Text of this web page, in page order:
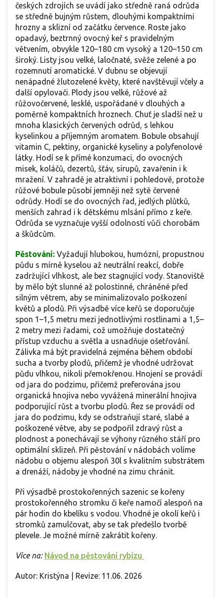
českých zdrojích se uvádí jako středně raná odrůda
se středně bujným růstem, dlouhými kompaktními
hrozny a sklizní od začátku července. Roste jako
opadavý, beztrnný ovocný keř s pravidelným
větvením, obvykle 120–180 cm vysoký a 120–150 cm
široký. Listy jsou velké, laločnaté, svěže zelené a po
rozemnutí aromatické. V dubnu se objevují
nenápadné žlutozelené květy, které navštěvují včely a
další opylovači. Plody jsou velké, růžové až
růžovočervené, lesklé, uspořádané v dlouhých a
poměrně kompaktních hroznech. Chuť je sladší než u
mnoha klasických červených odrůd, s lehkou
kyselinkou a příjemným aromatem. Bobule obsahují
vitamin C, pektiny, organické kyseliny a polyfenolové
látky. Hodí se k přímé konzumaci, do ovocných
misek, koláčů, dezertů, šťáv, sirupů, zavařenin i k
mražení. V zahradě je atraktivní i pohledově, protože
růžové bobule působí jemněji než sytě červené
odrůdy. Hodí se do ovocných řad, jedlých plůtků,
menších zahrad i k dětskému mlsání přímo z keře.
Odrůda se vyznačuje vyšší odolností vůči chorobám
a škůdcům.
Pěstování: Vyžadují hlubokou, humózní, propustnou
půdu s mírně kyselou až neutrální reakcí, dobře
zadržující vlhkost, ale bez stagnující vody. Stanoviště
by mělo být slunné až polostinné, chráněné před
silným větrem, aby se minimalizovalo poškození
květů a plodů. Při výsadbě více keřů se doporučuje
spon 1–1,5 metru mezi jednotlivými rostlinami a 1,5–
2 metry mezi řadami, což umožňuje dostatečný
přístup vzduchu a světla a usnadňuje ošetřování.
Zálivka má být pravidelná zejména během období
sucha a tvorby plodů, přičemž je vhodné udržovat
půdu vlhkou, nikoli přemokřenou. Hnojení se provádí
od jara do podzimu, přičemž preferována jsou
organická hnojiva nebo vyvážená minerální hnojiva
podporující růst a tvorbu plodů. Řez se provádí od
jara do podzimu, kdy se odstraňují staré, slabé a
poškozené větve, aby se podpořil zdravý růst a
plodnost a ponechávají se výhony různého stáří pro
optimální sklizeň. Při pěstování v nádobách volíme
nádobu o objemu alespoň 30l s kvalitním substrátem
a drenáží, nádoby je vhodné na zimu chránit.
Při výsadbě prostokořenných sazenic se kořeny
prostokořenného stromku či keře namočí alespoň na
pár hodin do kbelíku s vodou. Vhodné je okolí keřů i
stromků zamulčovat, aby se tak předešlo tvorbě
plevele. Je možné mírně zakrátit kořeny.
Více na: Návod na pěstování rybízu
Autor: Kristýna | Revize: 11.06. 2026